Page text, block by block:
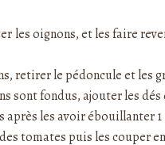
les oignons, et les faire
retirer le pédoncule et les
sont fondus, ajouter les
après les avoir ébouillanter 1
tomates puis les couper